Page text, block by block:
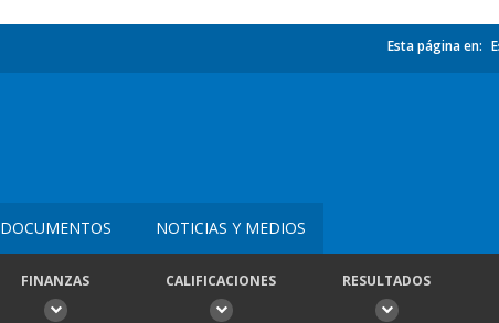
Esta página en:
DOCUMENTOS NOTICIAS Y MEDIOS
FINANZAS CALIFICACIONES RESULTADOS